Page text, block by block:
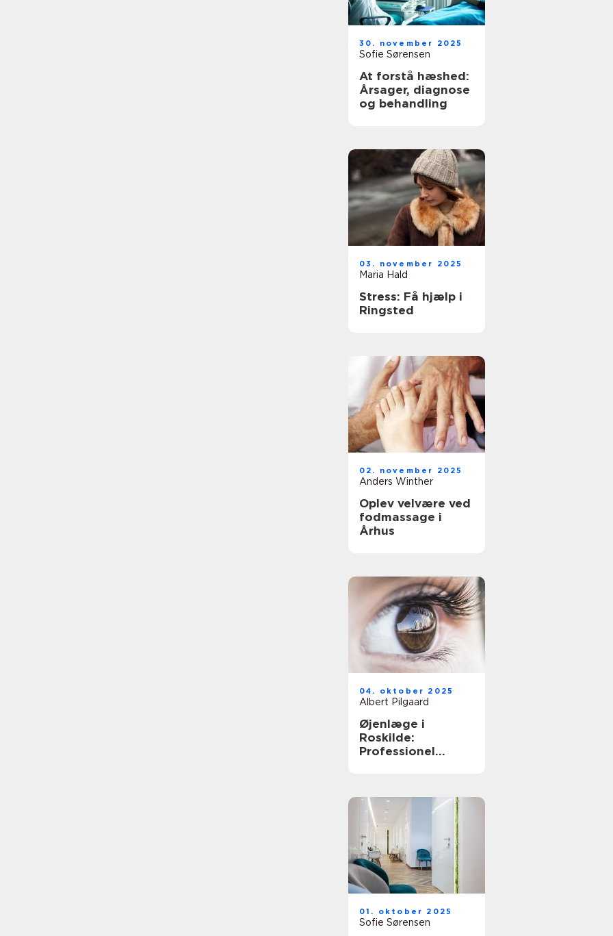
30. november 2025
Sofie Sørensen
At forstå hæshed:
Årsager, diagnose
og behandling
03. november 2025
Maria Hald
Stress: Få hjælp i
Ringsted
02. november 2025
Anders Winther
Oplev velvære ved
fodmassage i
Århus
04. oktober 2025
Albert Pilgaard
Øjenlæge i
Roskilde:
Professionel
01. oktober 2025
Sofie Sørensen